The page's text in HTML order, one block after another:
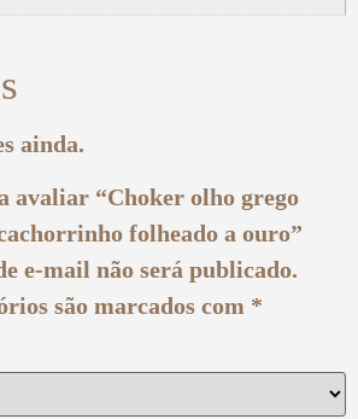
ainda.
avaliar “Choker olho grego
folheado a ouro”
e-mail não será publicado.
são marcados com *